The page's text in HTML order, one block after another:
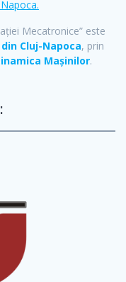
Mecatronice” este
Cluj-Napoca, prin
Mașinilor.